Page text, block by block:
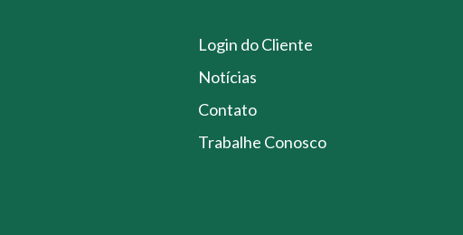
Login do Cliente
Notícias
Contato
Trabalhe Conosco